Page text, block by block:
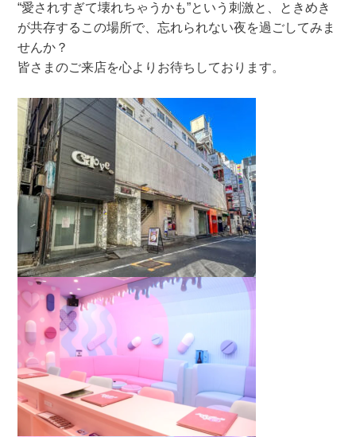
“愛されすぎて壊れちゃうかも”という刺激と、ときめき
が共存するこの場所で、忘れられない夜を過ごしてみま
せんか？
皆さまのご来店を心よりお待ちしております。